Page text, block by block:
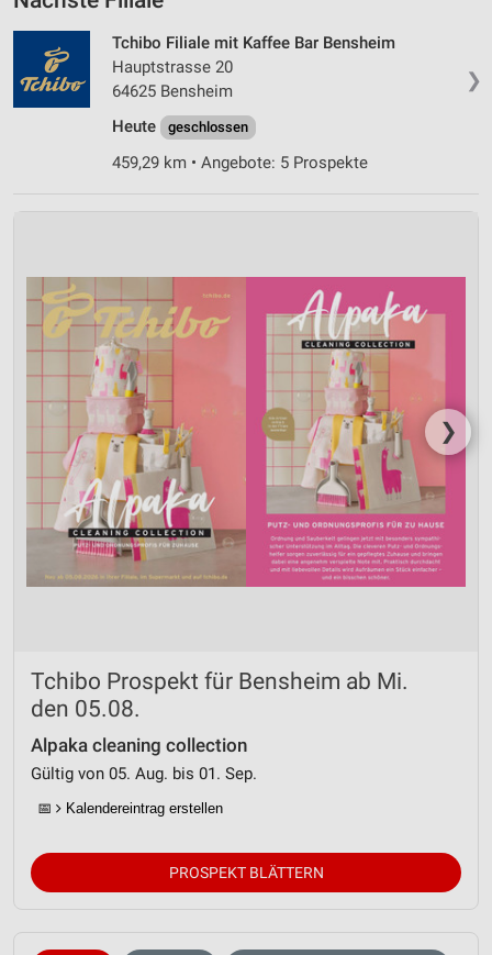
❯
Tchibo Filiale mit Kaffee Bar Bensheim
Hauptstrasse 20
64625 Bensheim
Heute
geschlossen
459,29 km • Angebote: 5 Prospekte
❯
Tchibo Prospekt für Bensheim ab Mi.
den 05.08.
Alpaka cleaning collection
Gültig von 05. Aug. bis 01. Sep.
📅 Kalendereintrag erstellen
PROSPEKT BLÄTTERN